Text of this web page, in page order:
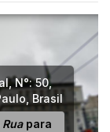
,N°:50,
Brasil
para